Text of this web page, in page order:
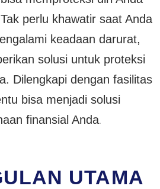
perlu khawatir saat Anda
keadaan darurat,
solusi untuk proteksi
Dilengkapi dengan fasilitas
bisa menjadi solusi
finansial Anda.
UTAMA